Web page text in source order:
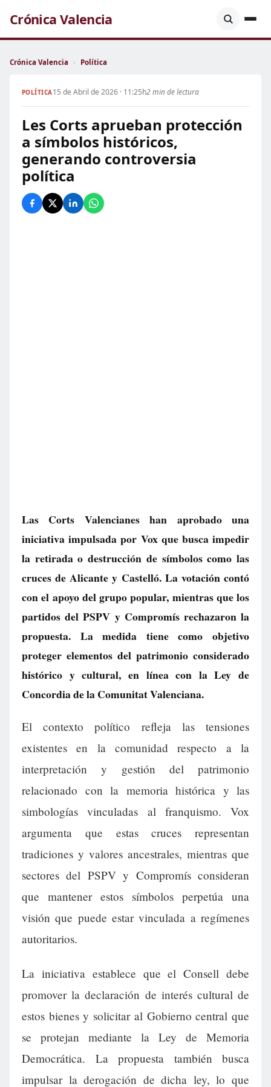
Crónica Valencia
Crónica Valencia › Política
POLÍTICA15 de Abril de 2026 · 11:25h2 min de lectura
Les Corts aprueban protección
a símbolos históricos,
generando controversia
política
Las Corts Valencianes han aprobado una
iniciativa impulsada por Vox que busca impedir
la retirada o destrucción de símbolos como las
cruces de Alicante y Castelló. La votación contó
con el apoyo del grupo popular, mientras que los
partidos del PSPV y Compromís rechazaron la
propuesta. La medida tiene como objetivo
proteger elementos del patrimonio considerado
histórico y cultural, en línea con la Ley de
Concordia de la Comunitat Valenciana.
El contexto político refleja las tensiones
existentes en la comunidad respecto a la
interpretación y gestión del patrimonio
relacionado con la memoria histórica y las
simbologías vinculadas al franquismo. Vox
argumenta que estas cruces representan
tradiciones y valores ancestrales, mientras que
sectores del PSPV y Compromís consideran
que mantener estos símbolos perpetúa una
visión que puede estar vinculada a regímenes
autoritarios.
La iniciativa establece que el Consell debe
promover la declaración de interés cultural de
estos bienes y solicitar al Gobierno central que
se protejan mediante la Ley de Memoria
Democrática. La propuesta también busca
impulsar la derogación de dicha ley, lo que